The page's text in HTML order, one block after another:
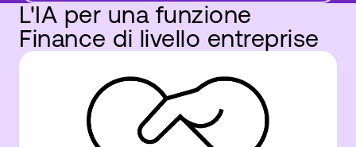
L'IA per una funzione
Finance di livello entreprise